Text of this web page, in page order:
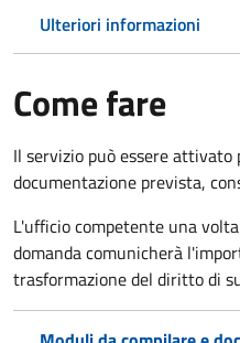
Ulteriori informazioni
Come fare
Il servizio può essere
documentazione prevista,
L'ufficio competente una
domanda comunicherà
trasformazione del diritto di